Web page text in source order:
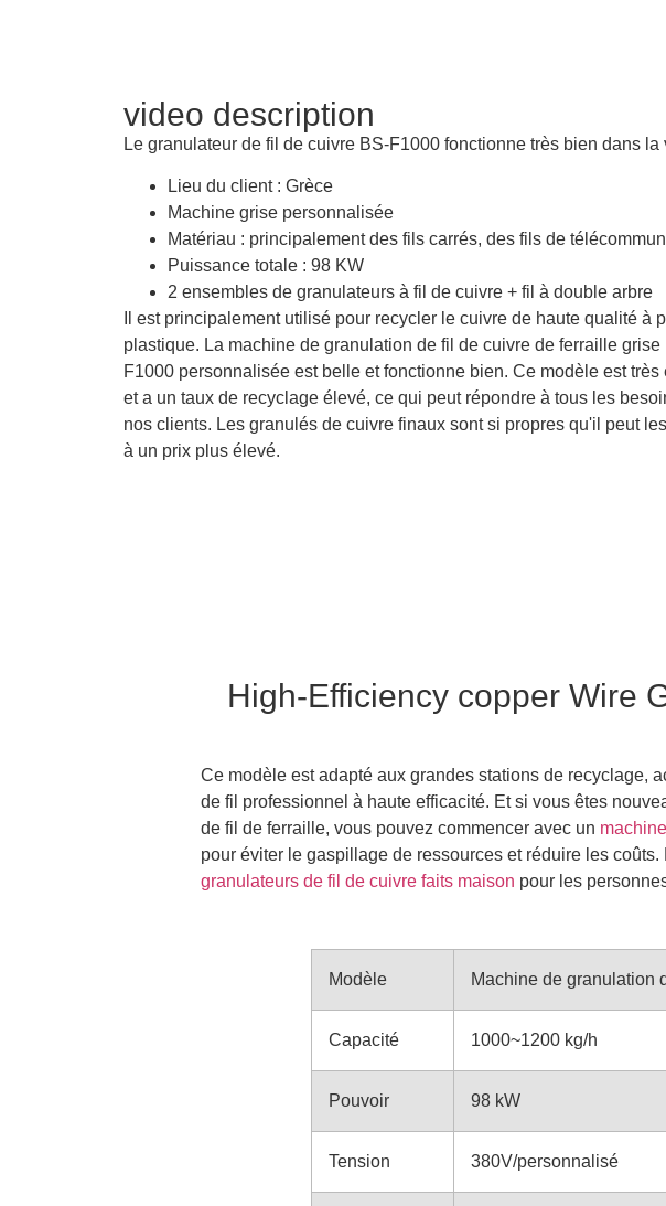
video description
Le granulateur de fil de cuivre BS-F1000 fonctionne très bien dans la
Lieu du client : Grèce
Machine grise personnalisée
Matériau : principalement des fils carrés, des fils de
Puissance totale : 98 KW
2 ensembles de granulateurs à fil de cuivre + fil à double arbre
Il est principalement utilisé pour recycler le cuivre de haute qualité à
plastique. La machine de granulation de fil de cuivre de ferraille grise
F1000 personnalisée est belle et fonctionne bien. Ce modèle est très
et a un taux de recyclage élevé, ce qui peut répondre à tous les
nos clients. Les granulés de cuivre finaux sont si propres qu'il peut
à un prix plus élevé.
High-Efficiency copper Wire
Ce modèle est adapté aux grandes stations de recyclage,
de fil professionnel à haute efficacité. Et si vous êtes
de fil de ferraille, vous pouvez commencer avec un
pour éviter le gaspillage de ressources et réduire les
granulateurs de fil de cuivre faits maison pour les
Modèle Machine de granulation
Capacité 1000~1200 kg/h
Pouvoir 98 kW
Tension 380V/personnalisé